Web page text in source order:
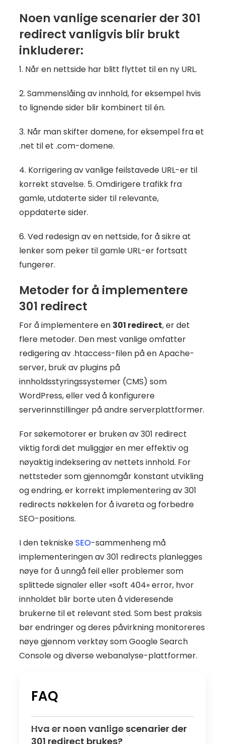
Noen vanlige scenarier der 301
redirect vanligvis blir brukt
inkluderer:
1. Når en nettside har blitt flyttet til en ny URL.
2. Sammenslåing av innhold, for eksempel hvis
to lignende sider blir kombinert til én.
3. Når man skifter domene, for eksempel fra et
.net til et .com-domene.
4. Korrigering av vanlige feilstavede URL-er til
korrekt stavelse. 5. Omdirigere trafikk fra
gamle, utdaterte sider til relevante,
oppdaterte sider.
6. Ved redesign av en nettside, for å sikre at
lenker som peker til gamle URL-er fortsatt
fungerer.
Metoder for å implementere
301 redirect
For å implementere en 301 redirect, er det
flere metoder. Den mest vanlige omfatter
redigering av .htaccess-filen på en Apache-
server, bruk av plugins på
innholdsstyringssystemer (CMS) som
WordPress, eller ved å konfigurere
serverinnstillinger på andre serverplattformer.
For søkemotorer er bruken av 301 redirect
viktig fordi det muliggjør en mer effektiv og
nøyaktig indeksering av nettets innhold. For
nettsteder som gjennomgår konstant utvikling
og endring, er korrekt implementering av 301
redirects nøkkelen for å ivareta og forbedre
SEO-positions.
I den tekniskeSEO-sammenheng må
implementeringen av 301 redirects planlegges
nøye for å unngå feil eller problemer som
splittede signaler eller «soft 404» error, hvor
innholdet blir borte uten å videresende
brukerne til et relevant sted. Som best praksis
bør endringer og deres påvirkning monitoreres
nøye gjennom verktøy som Google Search
Console og diverse webanalyse-plattformer.
FAQ
Hva er noen vanlige scenarier der
301 redirect brukes?